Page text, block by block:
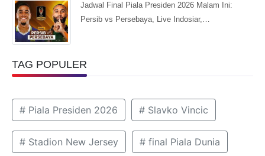
Jadwal Final Piala Presiden 2026 Malam Ini:
Persib vs Persebaya, Live Indosiar,…
TAG POPULER
# Piala Presiden 2026 # Slavko Vincic
# Stadion New Jersey # final Piala Dunia